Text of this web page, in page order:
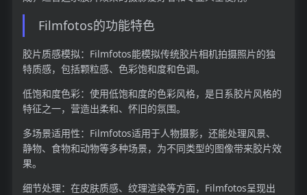
Filmfotos的功能特色
胶片质感模拟：Filmfotos能模拟传统胶片相机拍摄照片的独
特质感，包括颗粒感、色彩饱和度和色调。
低饱和度色彩：使用低饱和度的色彩风格，是日系胶片风格的
特征之一，营造出柔和、怀旧的氛围。
多场景适用性：Filmfotos适用于人物摄影，还能处理风景、
静物、食物和动物等多种场景，为不同类型的图像带来胶片效
果。
细节处理：在皮肤质感、纹理渲染等方面，Filmfotos呈现出